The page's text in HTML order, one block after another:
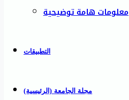
معلومات هامة توضيحية
التطبيقات
مجلة الجامعة (الرئيسية)